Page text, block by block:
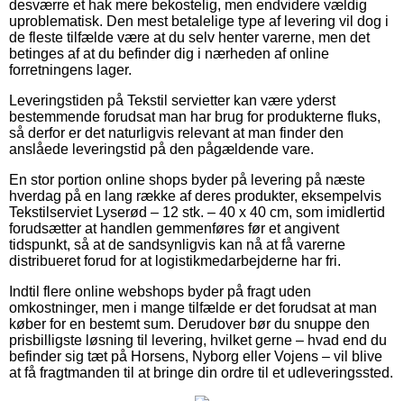
desværre et hak mere bekostelig, men endvidere vældig
uproblematisk. Den mest betalelige type af levering vil dog i
de fleste tilfælde være at du selv henter varerne, men det
betinges af at du befinder dig i nærheden af online
forretningens lager.
Leveringstiden på Tekstil servietter kan være yderst
bestemmende forudsat man har brug for produkterne fluks,
så derfor er det naturligvis relevant at man finder den
anslåede leveringstid på den pågældende vare.
En stor portion online shops byder på levering på næste
hverdag på en lang række af deres produkter, eksempelvis
Tekstilserviet Lyserød – 12 stk. – 40 x 40 cm, som imidlertid
forudsætter at handlen gemmenføres før et angivent
tidspunkt, så at de sandsynligvis kan nå at få varerne
distribueret forud for at logistikmedarbejderne har fri.
Indtil flere online webshops byder på fragt uden
omkostninger, men i mange tilfælde er det forudsat at man
køber for en bestemt sum. Derudover bør du snuppe den
prisbilligste løsning til levering, hvilket gerne – hvad end du
befinder sig tæt på Horsens, Nyborg eller Vojens – vil blive
at få fragtmanden til at bringe din ordre til et udleveringssted.